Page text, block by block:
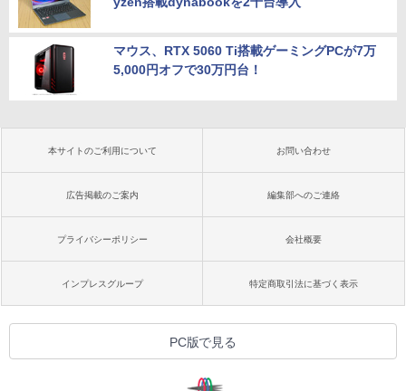
マウス、RTX 5060 Ti搭載ゲーミングPCが7万
5,000円オフで30万円台！
本サイトのご利用について お問い合わせ
広告掲載のご案内 編集部へのご連絡
プライバシーポリシー 会社概要
インプレスグループ 特定商取引法に基づく表示
PC版で見る